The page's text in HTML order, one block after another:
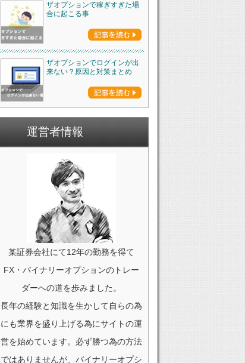
ザオプションで稼ぎすぎた場
合に起こる事
ザオプションでログインが出
来ない？原因と対策まとめ
運営者情報
某証券会社にて12年の勤務を得て
FX・バイナリーオプションのトレー
ダーへの道を歩みました。
長年の経験と知識を生かして自らの為
にも業界を盛り上げる為にサイトの運
営を始めています。必ず勝つ為の方法
ではありませんが、バイナリーオプシ